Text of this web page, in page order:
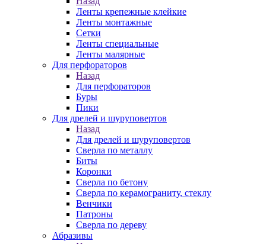
Ленты крепежные клейкие
Ленты монтажные
Сетки
Ленты специальные
Ленты малярные
Для перфораторов
Назад
Для перфораторов
Буры
Пики
Для дрелей и шуруповертов
Назад
Для дрелей и шуруповертов
Сверла по металлу
Биты
Коронки
Сверла по бетону
Сверла по керамограниту, стеклу
Венчики
Патроны
Сверла по дереву
Абразивы